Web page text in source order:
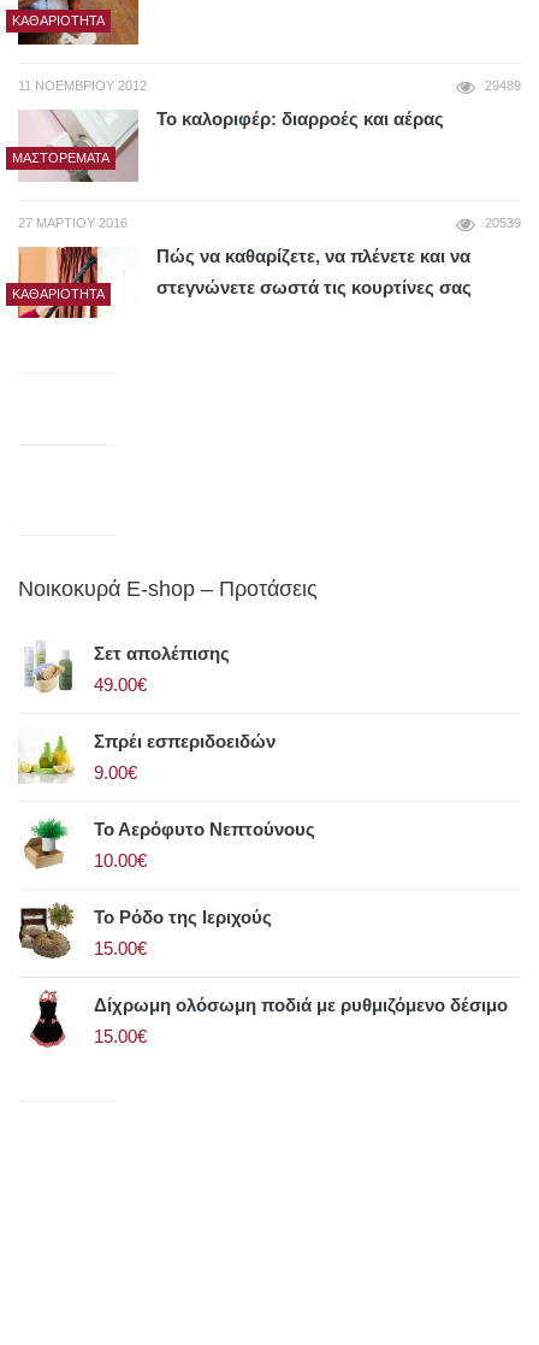
ΚΑΘΑΡΙΌΤΗΤΑ
11 ΝΟΕΜΒΡΊΟΥ 2012 29489
ΜΑΣΤΟΡΈΜΑΤΑ
Το καλοριφέρ: διαρροές και αέρας
27 ΜΑΡΤΊΟΥ 2016 20539
ΚΑΘΑΡΙΌΤΗΤΑ
Πώς να καθαρίζετε, να πλένετε και να
στεγνώνετε σωστά τις κουρτίνες σας
Νοικοκυρά E-shop – Προτάσεις
Σετ απολέπισης
49.00€
Σπρέι εσπεριδοειδών
9.00€
Το Αερόφυτο Νεπτούνους
10.00€
Το Ρόδο της Ιεριχούς
15.00€
Δίχρωμη ολόσωμη ποδιά με ρυθμιζόμενο δέσιμο
15.00€